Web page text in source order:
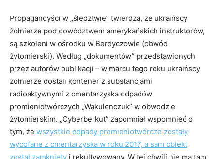
Propagandyści w „śledztwie” twierdzą, że ukraińscy
żołnierze pod dowództwem amerykańskich instruktorów,
są szkoleni w ośrodku w Berdyczowie (obwód
żytomierski). Według „dokumentów” przedstawionych
przez autorów publikacji – w marcu tego roku ukraińscy
żołnierze dostali kontener z substancjami
radioaktywnymi z cmentarzyska odpadów
promieniotwórczych „Wakulenczuk” w obwodzie
żytomierskim. „Cyberberkut” zapomniał wspomnieć o
tym, że wszystkie odpady promieniotwórcze zostały
wycofane z cmentarzyska w roku 2017, a sam obiekt
został zamknięty i rekultywowany. W tej chwili nie ma tam